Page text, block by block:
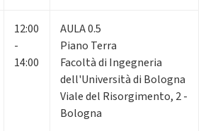
12:00
-
14:00
AULA 0.5
Piano Terra
Facoltà di Ingegneria
dell'Università di Bologna
Viale del Risorgimento, 2 -
Bologna